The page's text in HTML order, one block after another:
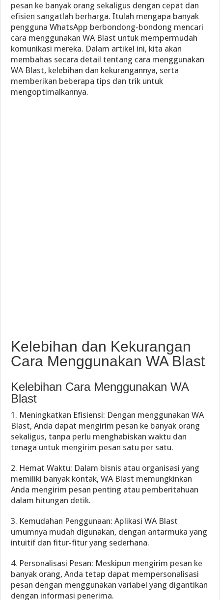
pesan ke banyak orang sekaligus dengan cepat dan
efisien sangatlah berharga. Itulah mengapa banyak
pengguna WhatsApp berbondong-bondong mencari
cara menggunakan WA Blast untuk mempermudah
komunikasi mereka. Dalam artikel ini, kita akan
membahas secara detail tentang cara menggunakan
WA Blast, kelebihan dan kekurangannya, serta
memberikan beberapa tips dan trik untuk
mengoptimalkannya.
Kelebihan dan Kekurangan
Cara Menggunakan WA Blast
Kelebihan Cara Menggunakan WA
Blast
1. Meningkatkan Efisiensi: Dengan menggunakan WA
Blast, Anda dapat mengirim pesan ke banyak orang
sekaligus, tanpa perlu menghabiskan waktu dan
tenaga untuk mengirim pesan satu per satu.
2. Hemat Waktu: Dalam bisnis atau organisasi yang
memiliki banyak kontak, WA Blast memungkinkan
Anda mengirim pesan penting atau pemberitahuan
dalam hitungan detik.
3. Kemudahan Penggunaan: Aplikasi WA Blast
umumnya mudah digunakan, dengan antarmuka yang
intuitif dan fitur-fitur yang sederhana.
4. Personalisasi Pesan: Meskipun mengirim pesan ke
banyak orang, Anda tetap dapat mempersonalisasi
pesan dengan menggunakan variabel yang digantikan
dengan informasi penerima.